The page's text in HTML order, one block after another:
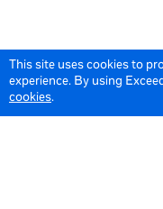
This site uses cookies to
experience. By using
cookies.